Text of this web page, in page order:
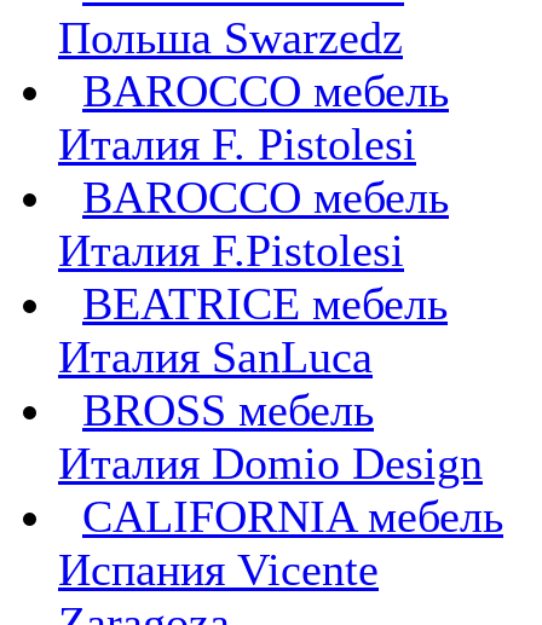
Польша Swarzedz
BAROCCO мебель
Италия F. Pistolesi
BAROCCO мебель
Италия F.Pistolesi
BEATRICE мебель
Италия SanLuca
BROSS мебель
Италия Domio Design
CALIFORNIA мебель
Испания Vicente